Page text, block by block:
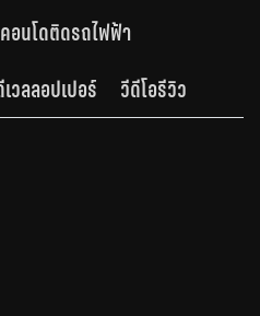
อนโดติดรถไฟฟ้า
วลลอปเปอร์ วีดีโอรีวิว